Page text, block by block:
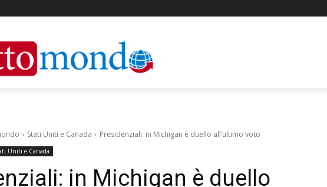
Stati Uniti e Canada Presidenziali: in Michigan è duello all’ultimo voto
Uniti e Canada
in Michigan è duello